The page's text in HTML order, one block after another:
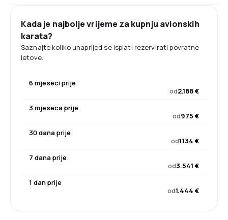
Kada je najbolje vrijeme za kupnju avionskih
karata?
Saznajte koliko unaprijed se isplati rezervirati povratne
letove.
6 mjeseci prije
od2.188 €
3 mjeseca prije
od975 €
30 dana prije
od1.134 €
7 dana prije
od3.541 €
1 dan prije
od1.444 €